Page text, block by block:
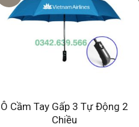
Ô Cầm Tay Gấp 3 Tự Động 2
Chiều